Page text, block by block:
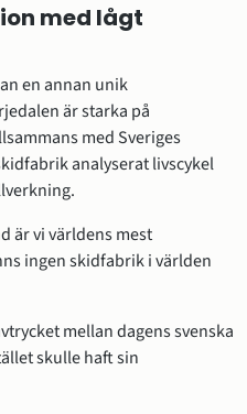
med lågt
en annan unik
är starka på
med Sveriges
analyserat livscykel
är vi världens mest
ingen skidfabrik i världen
mellan dagens svenska
skulle haft sin